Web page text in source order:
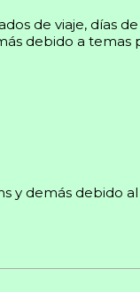
de viaje, días
debido a temas
y demás debido